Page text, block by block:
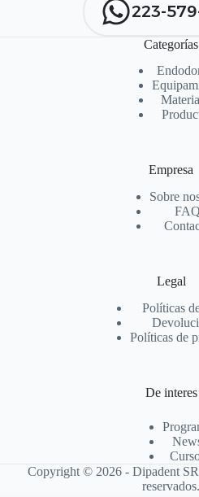
223-
Categorías
Empresa
Sobre
FAQ
Legal
Políticas
Políticas de
De interes
Copyright © 2026 - Dipadent
reservados.